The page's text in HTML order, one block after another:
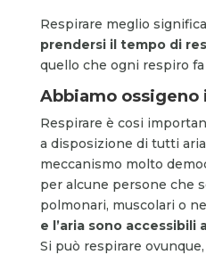
Respirare meglio
prendersi il tempo di
quello che ogni respiro
Abbiamo ossigeno
Respirare è cosi
a disposizione di tutti
meccanismo molto
per alcune persone che
polmonari, muscolari o
e l’aria sono
Si può respirare